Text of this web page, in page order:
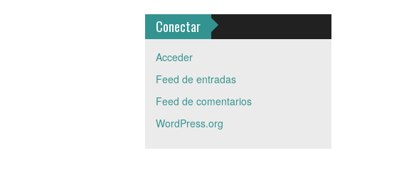
Conectar
Acceder
Feed de entradas
Feed de comentarios
WordPress.org